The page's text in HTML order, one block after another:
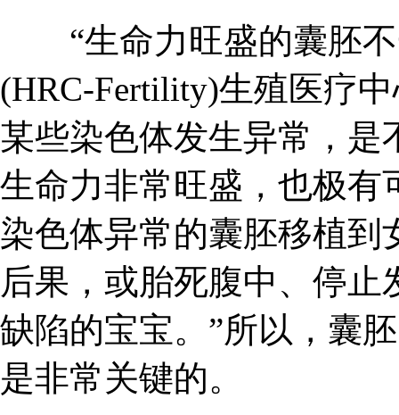
“生命力旺盛的囊胚不
(HRC-Fertility)生殖医疗
某些染色体发生异常，是
生命力非常旺盛，也极有
染色体异常的囊胚移植到
后果，或胎死腹中、停
缺陷的宝宝。”所以，囊
是非常关键的。